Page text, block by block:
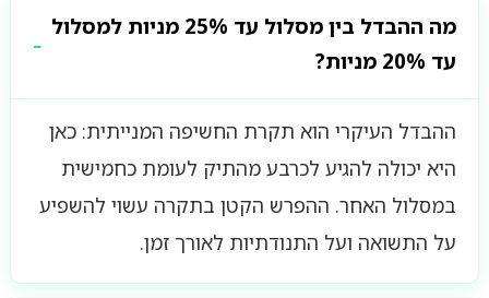
מה ההבדל בין מסלול עד 25% מניות למסלול
עד 20% מניות?
ההבדל העיקרי הוא תקרת החשיפה המנייתית: כאן
היא יכולה להגיע לכרבע מהתיק לעומת כחמישית
במסלול האחר. ההפרש הקטן בתקרה עשוי להשפיע
על התשואה ועל התנודתיות לאורך זמן.